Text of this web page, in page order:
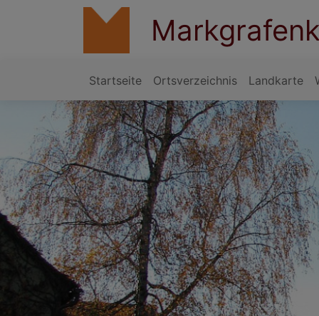
Hauptnavigation
Startseite Ortsverzeichnis Landkarte